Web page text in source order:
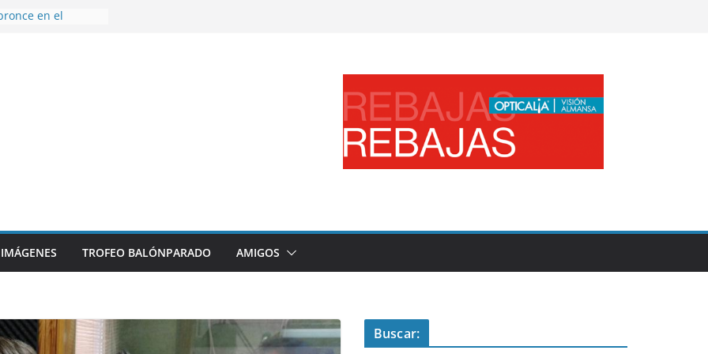
en el
la plantilla y
de
sumando
IMÁGENES TROFEO BALÓNPARADO AMIGOS
Buscar: